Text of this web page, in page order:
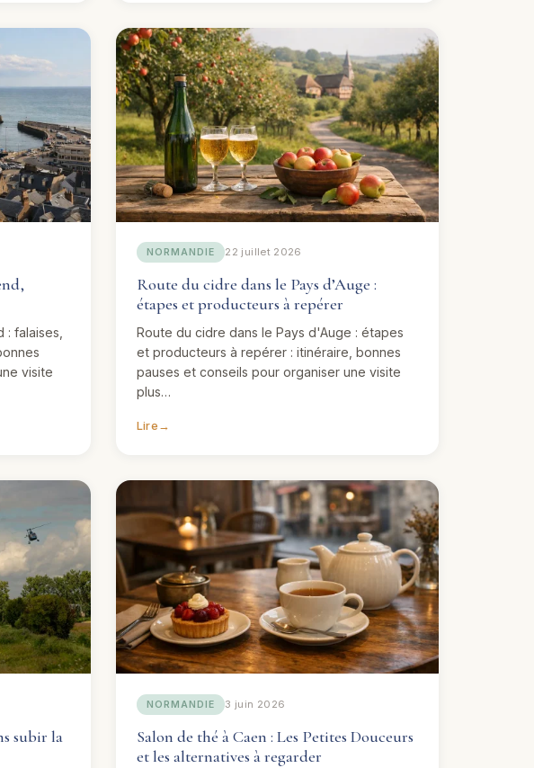
falaises,
visite
NORMANDIE 22 juillet 2026
Route du cidre dans le Pays d’Auge :
étapes et producteurs à repérer
Route du cidre dans le Pays d'Auge : étapes
et producteurs à repérer : itinéraire, bonnes
pauses et conseils pour organiser une visite
plus…
Lire →
subir la
NORMANDIE 3 juin 2026
Salon de thé à Caen : Les Petites Douceurs
et les alternatives à regarder